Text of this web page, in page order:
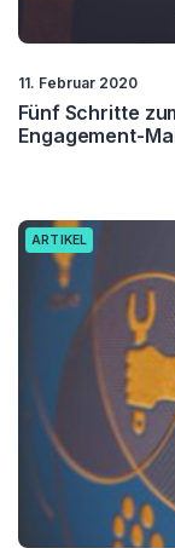
11. Februar 2020
Fünf Schritte
Engagement-
ARTIKEL